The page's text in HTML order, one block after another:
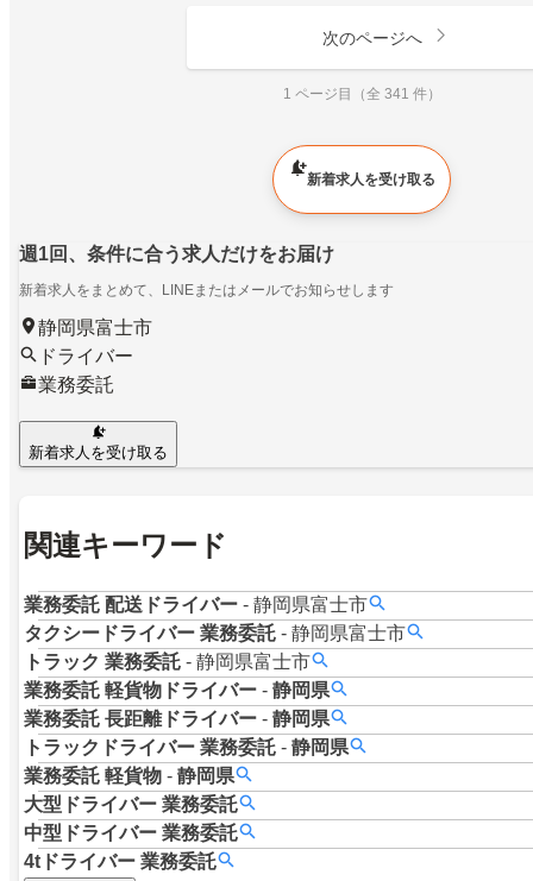
次のページへ
1 ページ目（全 341 件）
新着求人を受け取る
週1回、条件に合う求人だけをお届け
新着求人をまとめて、LINEまたはメールでお知らせします
静岡県富士市
ドライバー
業務委託
新着求人を受け取る
関連キーワード
業務委託 配送ドライバー - 静岡県富士市
タクシードライバー 業務委託 - 静岡県富士市
トラック 業務委託 - 静岡県富士市
業務委託 軽貨物ドライバー - 静岡県
業務委託 長距離ドライバー - 静岡県
トラックドライバー 業務委託 - 静岡県
業務委託 軽貨物 - 静岡県
大型ドライバー 業務委託
中型ドライバー 業務委託
4tドライバー 業務委託